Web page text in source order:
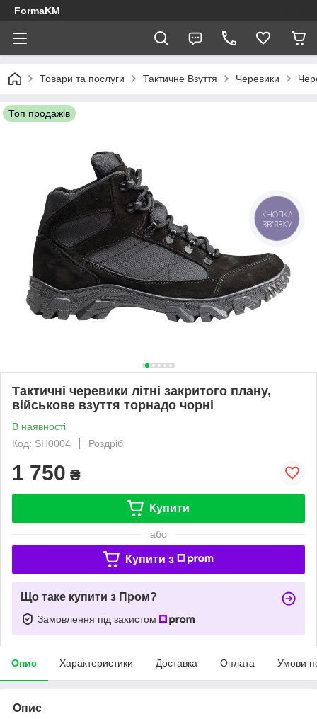
FormaKM
Товари та послуги Тактичне Взуття Черевики
Топ продажів
Тактичні черевики літні закритого плану,
військове взуття торнадо чорні
В наявності
Код: SH0004
Роздріб
1 750 ₴
Купити
або
Купити з
Що таке купити з Пром?
Замовлення під захистом
Опис Характеристики Доставка Оплата Умови
Опис
КНОПКА
ЗВ'ЯЗКУ